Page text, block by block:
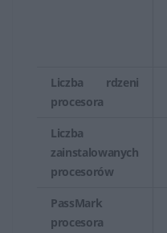
Liczba rdzeni
procesora
Liczba
zainstalowanych
procesorów
PassMark
procesora